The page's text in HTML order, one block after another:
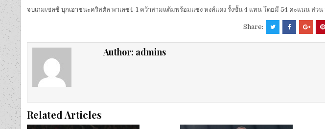
จบเกมเชลซี บุกเอาชนะคริสตัล พาเลซ4-1 คว้าสามแต้มพร้อมแซง หงส์แดง รั้งชั้น 4 แทน โดยมี 54 คะแนน ส่วน
Share:
Author: admins
Related Articles